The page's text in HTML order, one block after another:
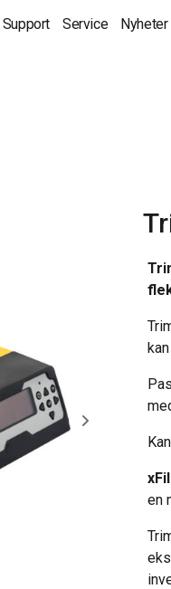
Support Service Nyheter
en